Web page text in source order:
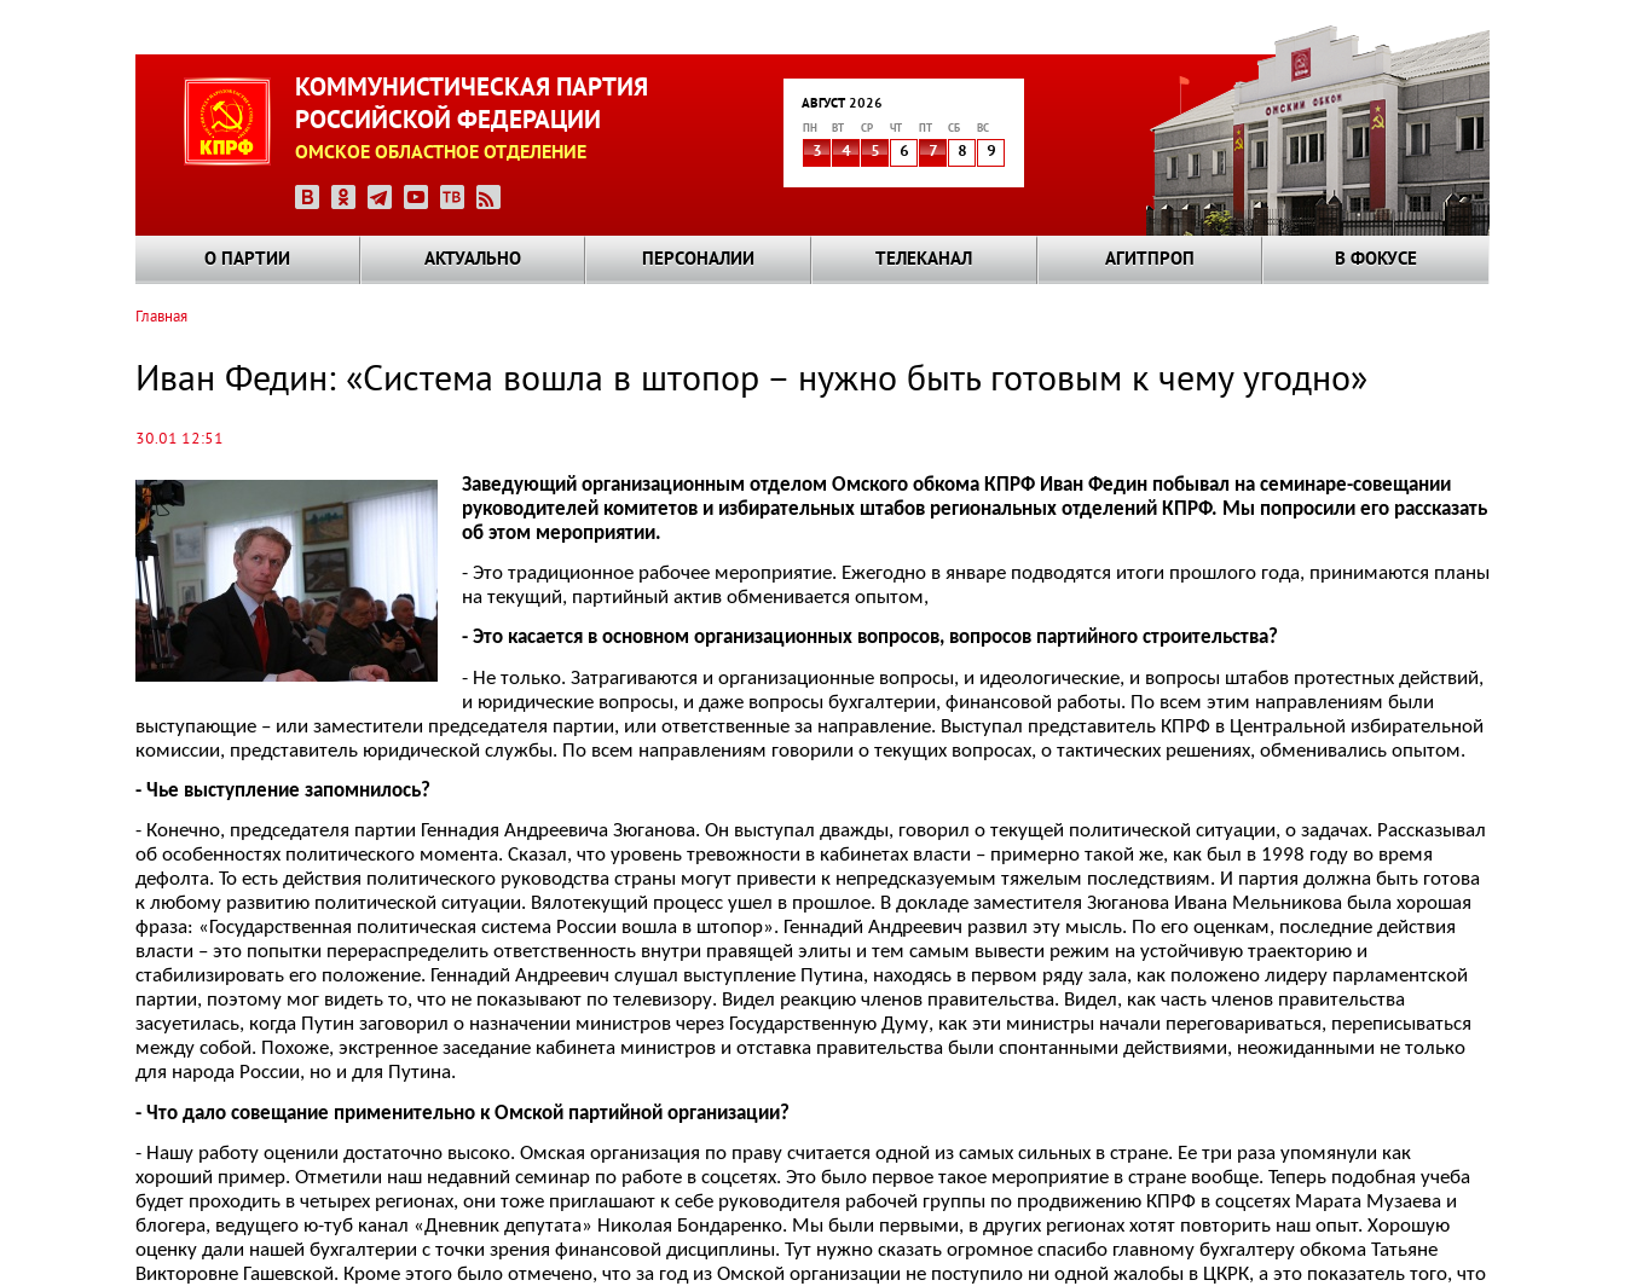
КОММУНИСТИЧЕСКАЯ ПАРТИЯ
РОССИЙСКОЙ ФЕДЕРАЦИИ
ОМСКОЕ ОБЛАСТНОЕ ОТДЕЛЕНИЕ
АВГУСТ 2026
ПН ВТ СР ЧТ СБ ВС
3 4 5 6 7 8 9
О ПАРТИИ АКТУАЛЬНО ПЕРСОНАЛИИ ТЕЛЕКАНАЛ АГИТПРОП В ФОКУСЕ
навигации
Главная
Иван Федин: «Система вошла в штопор – нужно быть готовым к чему угодно»
30.01 12:51
Заведующий организационным отделом Омского обкома КПРФ Иван Федин побывал на семинаре-совещании
руководителей комитетов и избирательных штабов региональных отделений КПРФ. Мы попросили его рассказать
об этом мероприятии.
- Это традиционное рабочее мероприятие. Ежегодно в январе подводятся итоги прошлого года, принимаются планы
на текущий, партийный актив обменивается опытом,
- Это касается в основном организационных вопросов, вопросов партийного строительства?
- Не только. Затрагиваются и организационные вопросы, и идеологические, и вопросы штабов протестных действий,
и юридические вопросы, и даже вопросы бухгалтерии, финансовой работы. По всем этим направлениям были
выступающие – или заместители председателя партии, или ответственные за направление. Выступал представитель КПРФ в Центральной избирательной
комиссии, представитель юридической службы. По всем направлениям говорили о текущих вопросах, о тактических решениях, обменивались опытом.
- Чье выступление запомнилось?
- Конечно, председателя партии Геннадия Андреевича Зюганова. Он выступал дважды, говорил о текущей политической ситуации, о задачах. Рассказывал
об особенностях политического момента. Сказал, что уровень тревожности в кабинетах власти – примерно такой же, как был в 1998 году во время
дефолта. То есть действия политического руководства страны могут привести к непредсказуемым тяжелым последствиям. И партия должна быть готова
к любому развитию политической ситуации. Вялотекущий процесс ушел в прошлое. В докладе заместителя Зюганова Ивана Мельникова была хорошая
фраза: «Государственная политическая система России вошла в штопор». Геннадий Андреевич развил эту мысль. По его оценкам, последние действия
власти – это попытки перераспределить ответственность внутри правящей элиты и тем самым вывести режим на устойчивую траекторию и
стабилизировать его положение. Геннадий Андреевич слушал выступление Путина, находясь в первом ряду зала, как положено лидеру парламентской
партии, поэтому мог видеть то, что не показывают по телевизору. Видел реакцию членов правительства. Видел, как часть членов правительства
засуетилась, когда Путин заговорил о назначении министров через Государственную Думу, как эти министры начали переговариваться, переписываться
между собой. Похоже, экстренное заседание кабинета министров и отставка правительства были спонтанными действиями, неожиданными не только
для народа России, но и для Путина.
- Что дало совещание применительно к Омской партийной организации?
- Нашу работу оценили достаточно высоко. Омская организация по праву считается одной из самых сильных в стране. Ее три раза упомянули как
хороший пример. Отметили наш недавний семинар по работе в соцсетях. Это было первое такое мероприятие в стране вообще. Теперь подобная учеба
будет проходить в четырех регионах, они тоже приглашают к себе руководителя рабочей группы по продвижению КПРФ в соцсетях Марата Музаева и
блогера, ведущего ю-туб канал «Дневник депутата» Николая Бондаренко. Мы были первыми, в других регионах хотят повторить наш опыт. Хорошую
оценку дали нашей бухгалтерии с точки зрения финансовой дисциплины. Тут нужно сказать огромное спасибо главному бухгалтеру обкома Татьяне
Викторовне Гашевской. Кроме этого было отмечено, что за год из Омской организации не поступило ни одной жалобы в ЦКРК, а это показатель того, что